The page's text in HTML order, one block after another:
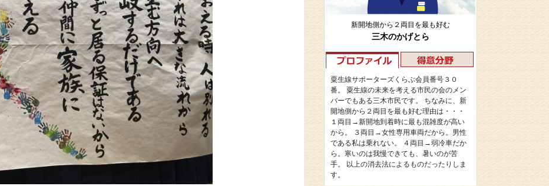
新開地側から２両目を最も好む
三木のかげとら
粟生線サポーターズくらぶ会員番号３０
番。 粟生線の未来を考える市民の会のメン
バーでもある三木市民です。 ちなみに、新
開地側から２両目を最も好む理由は・・・
１両目→新開地到着時に最も混雑度が高い
から。 ３両目→女性専用車両だから。男性
である私は乗れない。 ４両目→弱冷車だか
ら。寒いのは我慢できても、暑いのが苦
手。 以上の消去法によるものだったりしま
す。